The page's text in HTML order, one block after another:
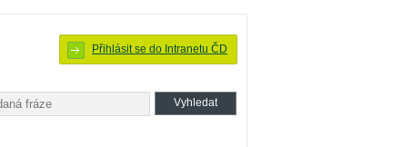
Přihlásit se do Intranetu ČD